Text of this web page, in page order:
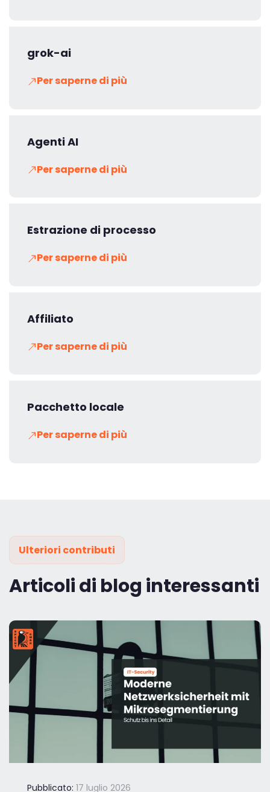
grok-ai
Per saperne di più
Agenti AI
Per saperne di più
Estrazione di processo
Per saperne di più
Affiliato
Per saperne di più
Pacchetto locale
Per saperne di più
Ulteriori contributi
Articoli di blog interessanti
Pubblicato: 17 luglio 2026